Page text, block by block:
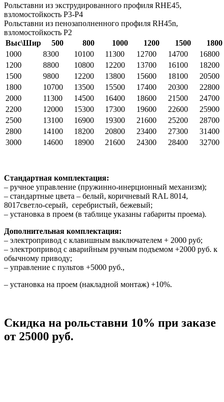
Рольставни из экструдированного профиля RHE45,
взломостойкость Р3-Р4
Рольставни из пенозаполненного профиля RH45n,
взломостойкость Р2
Выс\Шир
500 800 1000 1200 1500
1800
1000
8300 10100 11300 12700 14700
16800
1200
8800 10800 12200 13700 16100
18200
1500
9800 12200 13800 15600 18100
20500
1800
10700 13500 15500 17400 20300
22800
2000
11300 14500 16400 18600 21500
24700
2200
12000 15300 17300 19600 22600
25900
2500
13100 16900 19300 21600 25200
28700
2800
14100 18200 20800 23400 27300
31400
3000
14600 18900 21600 24300 28400 32700
Стандартная комплектация:
– ручное управление (пружинно-инерционный механизм);
– стандартные цвета – белый, коричневый RAL 8014,
8017светло-серый, серебристый, бежевый;
– установка в проем (в таблице указаны габариты проема).
Дополнительная комплектация:
– электропривод с клавишным выключателем + 2000 руб;
– электропривод с аварийным ручным подъемом +2000 руб. к
обычному приводу;
– управление с пультов +5000 руб.,
– установка на проем (накладной монтаж) +10%.
Скидка на рольставни 10% при заказе
от 25000 руб.